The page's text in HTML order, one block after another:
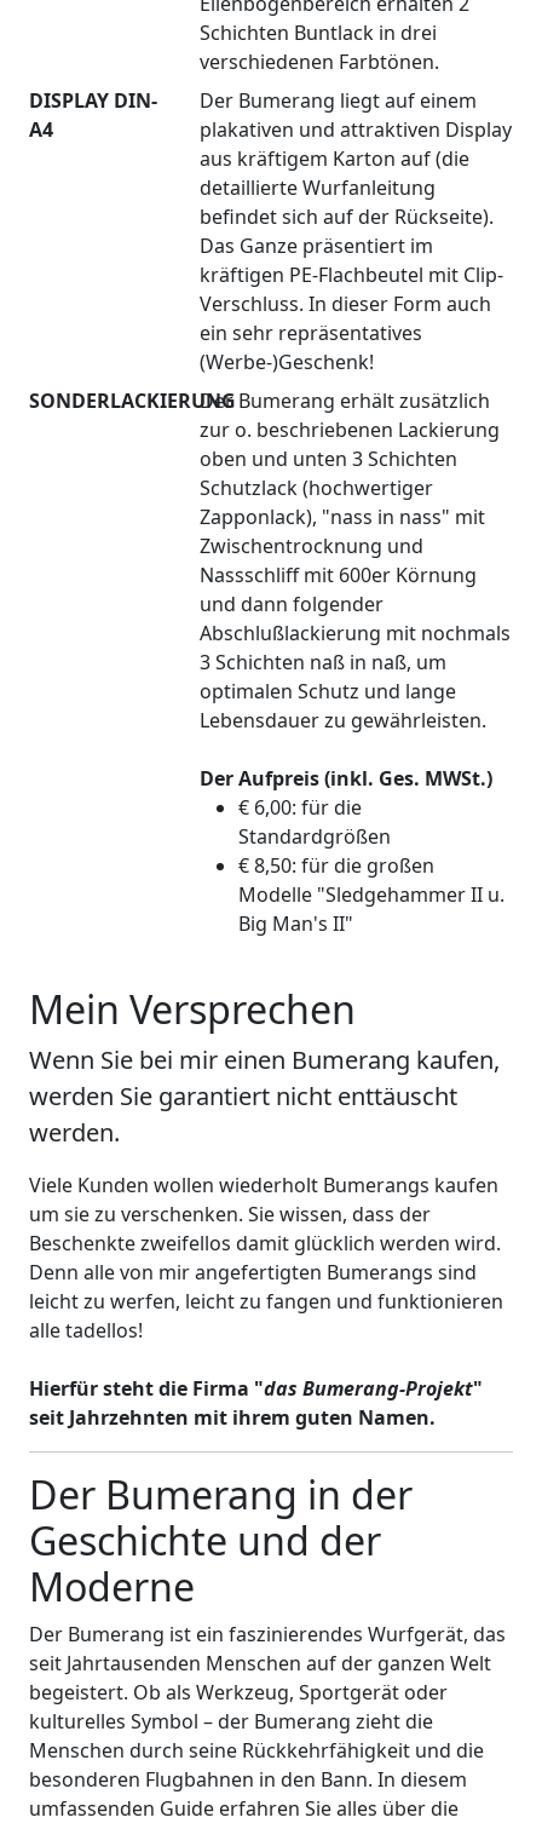
Schichten Buntlack in drei
verschiedenen Farbtönen.
DISPLAY DIN-
A4
Der Bumerang liegt auf einem
plakativen und attraktiven Display
aus kräftigem Karton auf (die
detaillierte Wurfanleitung
befindet sich auf der Rückseite).
Das Ganze präsentiert im
kräftigen PE-Flachbeutel mit Clip-
Verschluss. In dieser Form auch
ein sehr repräsentatives
(Werbe-)Geschenk!
SONDERLACKIERUNGDer Bumerang erhält zusätzlich
zur o. beschriebenen Lackierung
oben und unten 3 Schichten
Schutzlack (hochwertiger
Zapponlack), "nass in nass" mit
Zwischentrocknung und
Nassschliff mit 600er Körnung
und dann folgender
Abschlußlackierung mit nochmals
3 Schichten naß in naß, um
optimalen Schutz und lange
Lebensdauer zu gewährleisten.
Der Aufpreis (inkl. Ges. MWSt.)
€ 6,00: für die
Standardgrößen
€ 8,50: für die großen
Modelle "Sledgehammer II u.
Big Man's II"
Mein Versprechen
Wenn Sie bei mir einen Bumerang kaufen,
werden Sie garantiert nicht enttäuscht
werden.
Viele Kunden wollen wiederholt Bumerangs kaufen
um sie zu verschenken. Sie wissen, dass der
Beschenkte zweifellos damit glücklich werden wird.
Denn alle von mir angefertigten Bumerangs sind
leicht zu werfen, leicht zu fangen und funktionieren
alle tadellos!
Hierfür steht die Firma "das Bumerang-Projekt"
seit Jahrzehnten mit ihrem guten Namen.
Der Bumerang in der
Geschichte und der
Moderne
Der Bumerang ist ein faszinierendes Wurfgerät, das
seit Jahrtausenden Menschen auf der ganzen Welt
begeistert. Ob als Werkzeug, Sportgerät oder
kulturelles Symbol – der Bumerang zieht die
Menschen durch seine Rückkehrfähigkeit und die
besonderen Flugbahnen in den Bann. In diesem
umfassenden Guide erfahren Sie alles über die